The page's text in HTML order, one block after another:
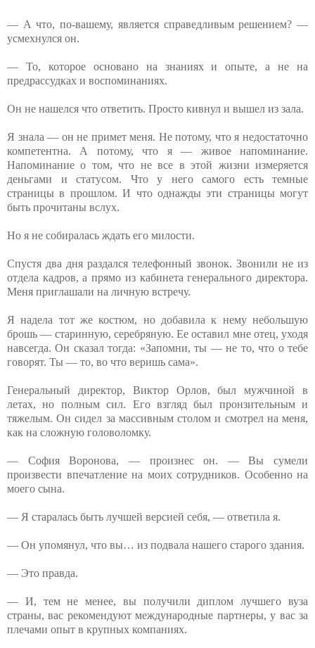
— А что, по-вашему, является справедливым решением? —
усмехнулся он.
— То, которое основано на знаниях и опыте, а не на
предрассудках и воспоминаниях.
Он не нашелся что ответить. Просто кивнул и вышел из зала.
Я знала — он не примет меня. Не потому, что я недостаточно
компетентна. А потому, что я — живое напоминание.
Напоминание о том, что не все в этой жизни измеряется
деньгами и статусом. Что у него самого есть темные
страницы в прошлом. И что однажды эти страницы могут
быть прочитаны вслух.
Но я не собиралась ждать его милости.
Спустя два дня раздался телефонный звонок. Звонили не из
отдела кадров, а прямо из кабинета генерального директора.
Меня приглашали на личную встречу.
Я надела тот же костюм, но добавила к нему небольшую
брошь — старинную, серебряную. Ее оставил мне отец, уходя
навсегда. Он сказал тогда: «Запомни, ты — не то, что о тебе
говорят. Ты — то, во что веришь сама».
Генеральный директор, Виктор Орлов, был мужчиной в
летах, но полным сил. Его взгляд был пронзительным и
тяжелым. Он сидел за массивным столом и смотрел на меня,
как на сложную головоломку.
— София Воронова, — произнес он. — Вы сумели
произвести впечатление на моих сотрудников. Особенно на
моего сына.
— Я старалась быть лучшей версией себя, — ответила я.
— Он упомянул, что вы… из подвала нашего старого здания.
— Это правда.
— И, тем не менее, вы получили диплом лучшего вуза
страны, вас рекомендуют международные партнеры, у вас за
плечами опыт в крупных компаниях.